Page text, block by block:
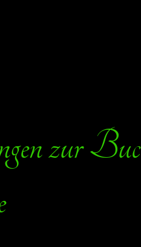
zur